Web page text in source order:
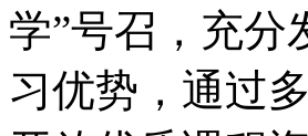
学”号召，充分
习优势，通过